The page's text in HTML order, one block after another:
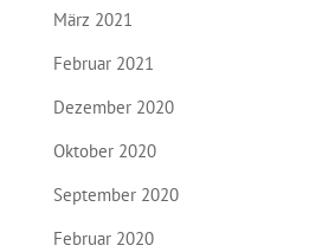
März 2021
Februar 2021
Dezember 2020
Oktober 2020
September 2020
Februar 2020